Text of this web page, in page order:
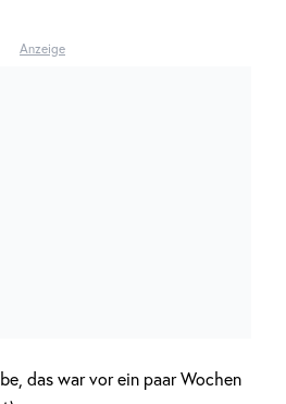
Anzeige
das war vor ein paar Wochen